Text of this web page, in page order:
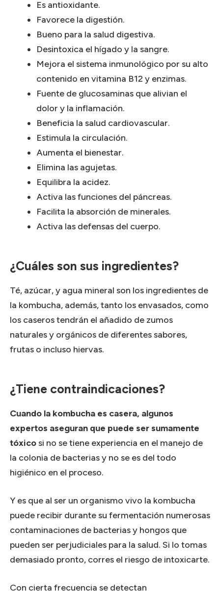
Es antioxidante.
Favorece la digestión.
Bueno para la salud digestiva.
Desintoxica el hígado y la sangre.
Mejora el sistema inmunológico por su alto
contenido en vitamina B12 y enzimas.
Fuente de glucosaminas que alivian el
dolor y la inflamación.
Beneficia la salud cardiovascular.
Estimula la circulación.
Aumenta el bienestar.
Elimina las agujetas.
Equilibra la acidez.
Activa las funciones del páncreas.
Facilita la absorción de minerales.
Activa las defensas del cuerpo.
¿Cuáles son sus ingredientes?
Té, azúcar, y agua mineral son los ingredientes de
la kombucha, además, tanto los envasados, como
los caseros tendrán el añadido de zumos
naturales y orgánicos de diferentes sabores,
frutas o incluso hiervas.
¿Tiene contraindicaciones?
Cuando la kombucha es casera, algunos
expertos aseguran que puede ser sumamente
tóxicosi no se tiene experiencia en el manejo de
la colonia de bacterias y no se es del todo
higiénico en el proceso.
Y es que al ser un organismo vivo la kombucha
puede recibir durante su fermentación numerosas
contaminaciones de bacterias y hongos que
pueden ser perjudiciales para la salud. Si lo tomas
demasiado pronto, corres el riesgo de intoxicarte.
Con cierta frecuencia se detectan